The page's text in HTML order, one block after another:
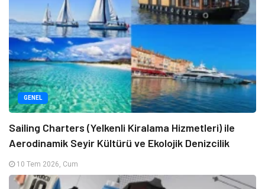
GENEL
Sailing Charters (Yelkenli Kiralama Hizmetleri) ile
Aerodinamik Seyir Kültürü ve Ekolojik Denizcilik
10 Tem 2026, Cum